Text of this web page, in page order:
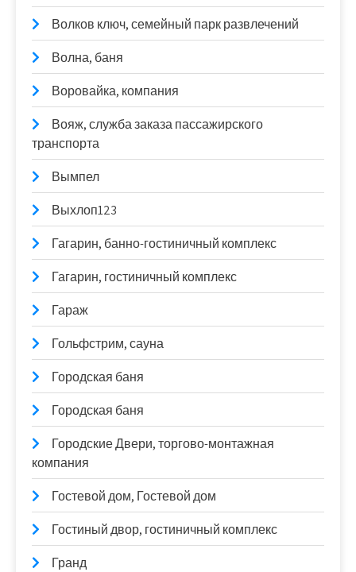
Волков ключ, семейный парк развлечений
Волна, баня
Воровайка, компания
Вояж, служба заказа пассажирского
транспорта
Вымпел
Выхлоп123
Гагарин, банно-гостиничный комплекс
Гагарин, гостиничный комплекс
Гараж
Гольфстрим, сауна
Городская баня
Городская баня
Городские Двери, торгово-монтажная
компания
Гостевой дом, Гостевой дом
Гостиный двор, гостиничный комплекс
Гранд